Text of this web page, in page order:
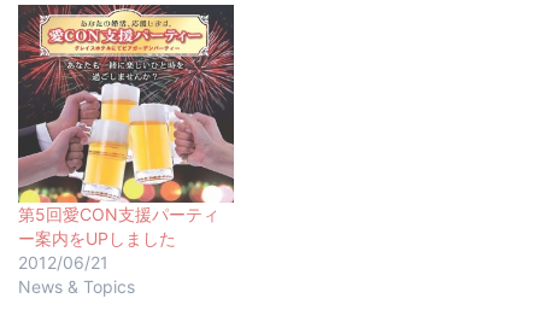
第5回愛CON支援パーティ
ー案内をUPしました
2012/06/21
News & Topics